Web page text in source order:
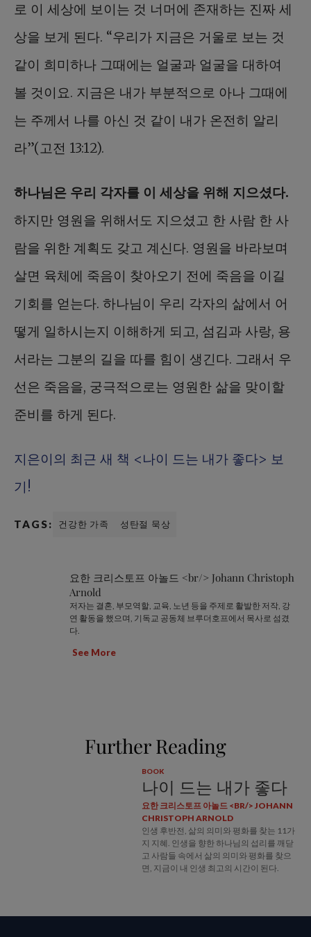
로 이 세상에 보이는 것 너머에 존재하는 진짜 세
상을 보게 된다. “우리가 지금은 거울로 보는 것
같이 희미하나 그때에는 얼굴과 얼굴을 대하여
볼 것이요. 지금은 내가 부분적으로 아나 그때에
는 주께서 나를 아신 것 같이 내가 온전히 알리
라”(고전 13:12).
하나님은 우리 각자를 이 세상을 위해 지으셨다.
하지만 영원을 위해서도 지으셨고 한 사람 한 사
람을 위한 계획도 갖고 계신다. 영원을 바라보며
살면 육체에 죽음이 찾아오기 전에 죽음을 이길
기회를 얻는다. 하나님이 우리 각자의 삶에서 어
떻게 일하시는지 이해하게 되고, 섬김과 사랑, 용
서라는 그분의 길을 따를 힘이 생긴다. 그래서 우
선은 죽음을, 궁극적으로는 영원한 삶을 맞이할
준비를 하게 된다.
지은이의 최근 새 책 <나이 드는 내가 좋다> 보
기!
TAGS: 건강한 가족 성탄절 묵상
요한 크리스토프 아놀드 <br/> Johann Christoph
Arnold
저자는 결혼, 부모역할, 교육, 노년 등을 주제로 활발한 저작, 강
연 활동을 했으며, 기독교 공동체 브루더호프에서 목사로 섬겼
다.
See More
Further Reading
BOOK
나이 드는 내가 좋다
요한 크리스토프 아놀드 <BR/> JOHANN
CHRISTOPH ARNOLD
인생 후반전, 삶의 의미와 평화를 찾는 11가
지 지혜. 인생을 향한 하나님의 섭리를 깨닫
고 사람들 속에서 삶의 의미와 평화를 찾으
면, 지금이 내 인생 최고의 시간이 된다.